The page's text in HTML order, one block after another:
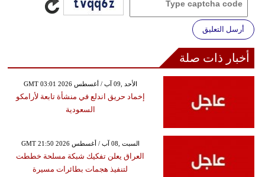
أرسل التعليق
أخبار ذات صلة
GMT 03:01 2026 الأحد ,09 آب / أغسطس
إخماد حريق اندلع في منشأة تابعة لأرامكو
السعودية
GMT 21:50 2026 السبت ,08 آب / أغسطس
العراق يعلن تفكيك شبكة مسلحة خططت
لتنفيذ هجمات بطائرات مسيرة